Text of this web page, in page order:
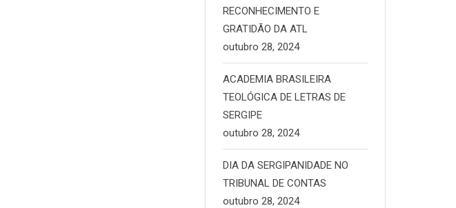
RECONHECIMENTO E
GRATIDÃO DA ATL
outubro 28, 2024
ACADEMIA BRASILEIRA
TEOLÓGICA DE LETRAS DE
SERGIPE
outubro 28, 2024
DIA DA SERGIPANIDADE NO
TRIBUNAL DE CONTAS
outubro 28, 2024